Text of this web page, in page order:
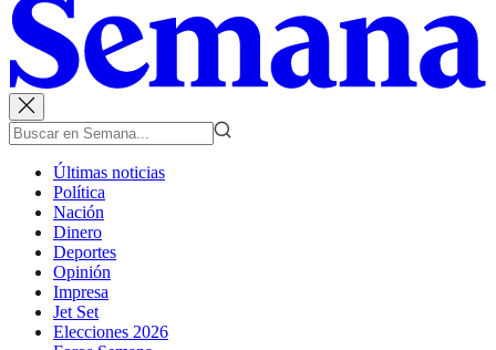
Últimas noticias
Política
Nación
Dinero
Deportes
Opinión
Impresa
Jet Set
Elecciones 2026